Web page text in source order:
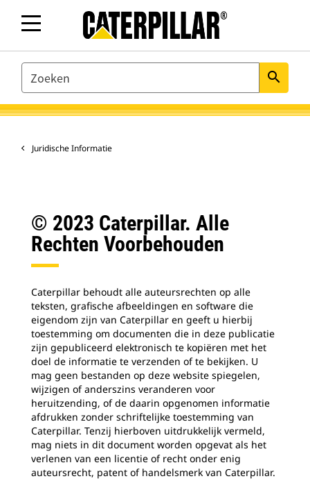
SEARCH search
Juridische Informatie
© 2023 Caterpillar. Alle
Rechten Voorbehouden
Caterpillar behoudt alle auteursrechten op alle
teksten, grafische afbeeldingen en software die
eigendom zijn van Caterpillar en geeft u hierbij
toestemming om documenten die in deze publicatie
zijn gepubliceerd elektronisch te kopiëren met het
doel de informatie te verzenden of te bekijken. U
mag geen bestanden op deze website spiegelen,
wijzigen of anderszins veranderen voor
heruitzending, of de daarin opgenomen informatie
afdrukken zonder schriftelijke toestemming van
Caterpillar. Tenzij hierboven uitdrukkelijk vermeld,
mag niets in dit document worden opgevat als het
verlenen van een licentie of recht onder enig
auteursrecht, patent of handelsmerk van Caterpillar.